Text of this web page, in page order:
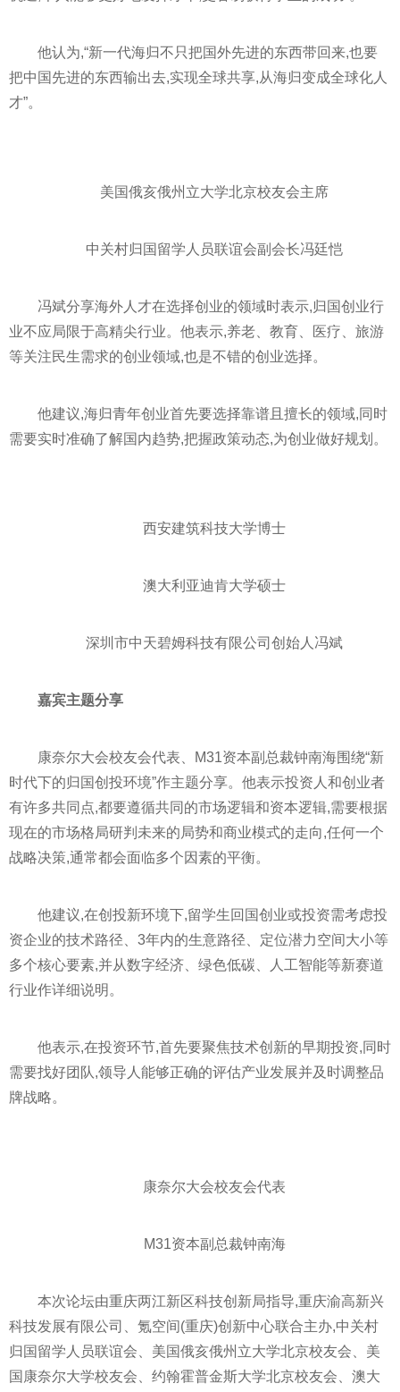
他认为,“新一代海归不只把国外先进的东西带回来,也要
把中国先进的东西输出去,实现全球共享,从海归变成全球化人
才”。
美国俄亥俄州立大学北京校友会主席
中关村归国留学人员联谊会副会长冯廷恺
冯斌分享海外人才在选择创业的领域时表示,归国创业行
业不应局限于高精尖行业。他表示,养老、教育、医疗、旅游
等关注民生需求的创业领域,也是不错的创业选择。
他建议,海归青年创业首先要选择靠谱且擅长的领域,同时
需要实时准确了解国内趋势,把握政策动态,为创业做好规划。
西安建筑科技大学博士
澳大利亚迪肯大学硕士
深圳市中天碧姆科技有限公司创始人冯斌
嘉宾主题分享
康奈尔大会校友会代表、M31资本副总裁钟南海围绕“新
时代下的归国创投环境”作主题分享。他表示投资 人和创业者
有许多共同点,都要遵循共同的市场逻辑和资本逻辑,需要根据
现在的市场格局研判未来的局势和商业模式的走向,任何一个
战略决策,通常都会面临多个因素的平衡。
他建议,在创投新环境下,留学生回国创业或投资需考虑投
资企业的技术路径、3年内的生意路径、定位潜力空间大小等
多个核心要素,并从数字经济、绿色低碳、人工智能等新赛道
行业作详细说明。
他表示,在投资环节,首先要聚焦技术创新的早期投资,同时
需要找好团队,领导人 能够正确的评估产业发展并及时调整品
牌战略。
康奈尔大会校友会代表
M31资本副总裁钟南海
本次论坛由重庆两江新区科技创新局指导,重庆渝高新兴
科技发展有限公司、氪空间(重庆)创新中心联合主办,中关村
归国留学人员联谊会、美国俄亥俄州立大学北京校友会、美
国康奈尔大学校友会、约翰霍普金斯大学北京校友会、澳大